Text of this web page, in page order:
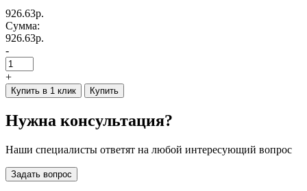
926.63р.
Сумма:
926.63р.
-
+
Купить в 1 клик Купить
Нужна консультация?
Наши специалисты ответят на любой интересующий вопрос
Задать вопрос